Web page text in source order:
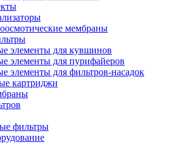
мембраны
элементы для кувшинов
элементы для пурифайеров
элементы для фильтров-насадок
картриджи
фильтры